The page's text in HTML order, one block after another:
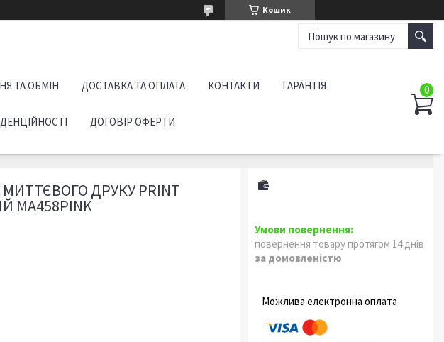
Кошик
ТА ОБМІН ДОСТАВКА ТА ОПЛАТА КОНТАКТИ ГАРАНТІЯ
ДОГОВІР ОФЕРТИ
ДРУКУ PRINT
MA458PINK
повернення товару протягом 14 днів
за домовленістю